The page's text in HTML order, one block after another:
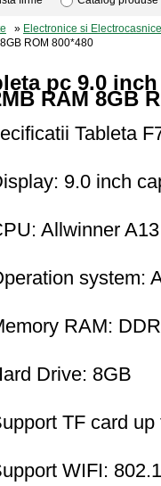
» Electronice si Electrocasnice
ROM 800*480
pc 9.0
RAM 8GB
Tableta
9.0 inch
Allwinner
system:
RAM:
Drive: 8GB
TF card
WIFI: